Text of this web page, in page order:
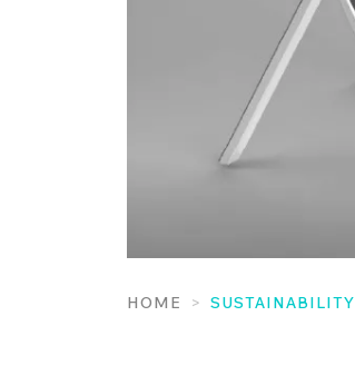
HOME SUSTAINABILITY